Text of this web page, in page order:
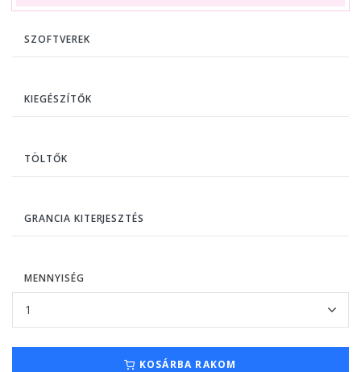
SZOFTVEREK
KIEGÉSZÍTŐK
TÖLTŐK
GRANCIA KITERJESZTÉS
MENNYISÉG
KOSÁRBA RAKOM